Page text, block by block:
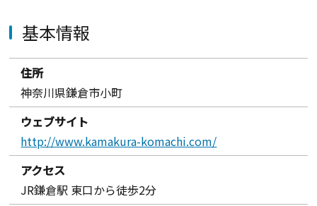
基本情報
住所
神奈川県鎌倉市小町
ウェブサイト
http://www.kamakura-komachi.com/
アクセス
JR鎌倉駅 東口から徒歩2分